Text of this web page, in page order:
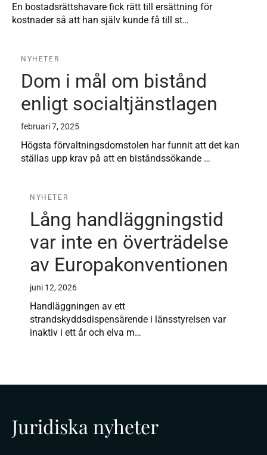
En bostadsrättshavare fick rätt till ersättning för
kostnader så att han själv kunde få till st…
NYHETER
Dom i mål om bistånd
enligt socialtjänstlagen
februari 7, 2025
Högsta förvaltningsdomstolen har funnit att det kan
ställas upp krav på att en biståndssökande …
NYHETER
Lång handläggningstid
var inte en överträdelse
av Europakonventionen
juni 12, 2026
Handläggningen av ett
strandskyddsdispensärende i länsstyrelsen var
inaktiv i ett år och elva m…
Juridiska nyheter